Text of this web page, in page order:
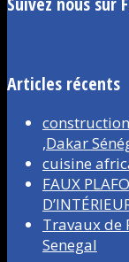
Articles récents
,Dakar
cuisine
FAUX
Travaux de
Senegal